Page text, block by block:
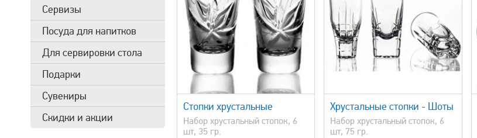
Сервизы
Посуда для напитков
Для сервировки стола
Подарки
Сувениры
Скидки и акции
быстрый просмотр
Стопки хрустальные
Набор хрустальный стопок, 6
шт, 35 гр.
быстрый просмотр
Хрустальные стопки - Шоты
Набор хрустальный стопок, 6
шт, 75 гр.